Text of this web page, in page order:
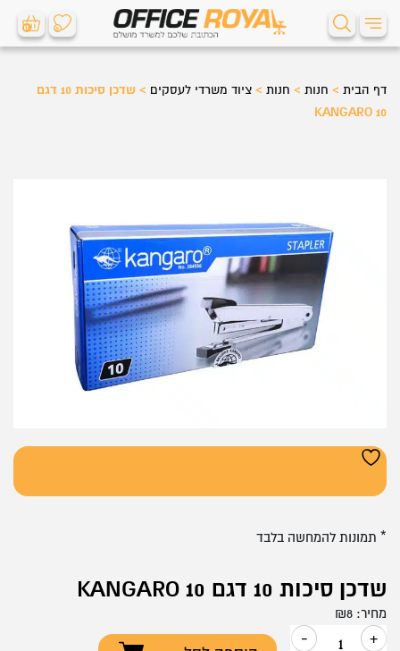
0 0
דף הבית > חנות > חנות > ציוד משרדי לעסקים >
שדכן סיכות 10 דגם
KANGARO 10
שדכן סיכות 10 דגם KANGARO 10
מחיר: ₪8
+
-
* תמונות להמחשה בלבד